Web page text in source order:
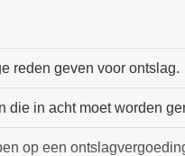
reden geven voor ontslag.
die in acht moet worden
op een